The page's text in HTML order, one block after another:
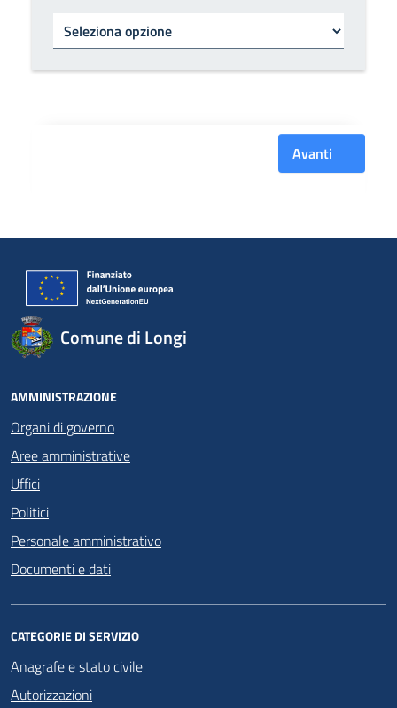
Avanti
Comune di Longi
AMMINISTRAZIONE
Organi di governo
Aree amministrative
Uffici
Politici
Personale amministrativo
Documenti e dati
CATEGORIE DI SERVIZIO
Anagrafe e stato civile
Autorizzazioni